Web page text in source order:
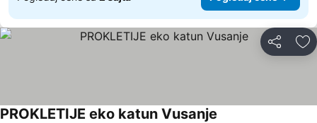
Deli
PROKLETIJE eko katun Vusanje